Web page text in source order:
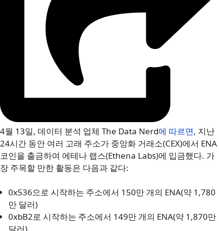
4월 13일, 데이터 분석 업체 The Data Nerd에 따르면, 지난
24시간 동안 여러 고래 주소가 중앙화 거래소(CEX)에서 ENA
코인을 출금하여 에테나 랩스(Ethena Labs)에 입금했다. 가
장 주목할 만한 활동은 다음과 같다:
0x536으로 시작하는 주소에서 150만 개의 ENA(약 1,780
만 달러)
0xbB2로 시작하는 주소에서 149만 개의 ENA(약 1,870만